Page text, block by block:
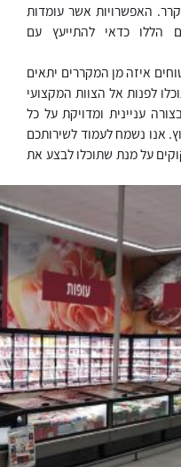
האפשרויות אשר עומדות
הללו כדאי להתייעץ עם
איזה מן המקררים יתאים
לפנות אל הצוות המקצועי
עניינית ומדויקת על כל
אנו נשמח לעמוד לשירותכם
על מנת שתוכלו לבצע את